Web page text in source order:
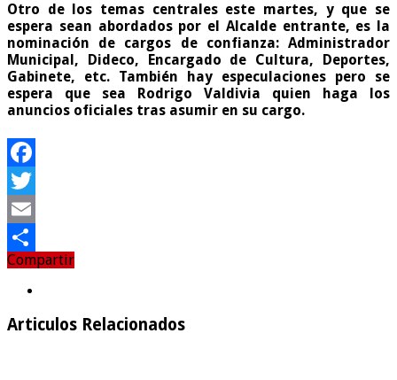
Otro de los temas centrales este martes, y que se
espera sean abordados por el Alcalde entrante, es la
nominación de cargos de confianza: Administrador
Municipal, Dideco, Encargado de Cultura, Deportes,
Gabinete, etc. También hay especulaciones pero se
espera que sea Rodrigo Valdivia quien haga los
anuncios oficiales tras asumir en su cargo.
Facebook
Twitter
Email
Compartir
Compartir
Articulos Relacionados